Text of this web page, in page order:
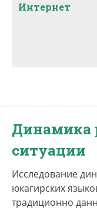
Интернет
Динамика
ситуации
Исследование
юкагирских
традиционно